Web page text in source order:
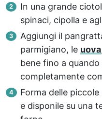
In una grande
spinaci, cipolla e
Aggiungi il
parmigiano, le uova
bene fino a
completamente
Forma delle
e disponile su una